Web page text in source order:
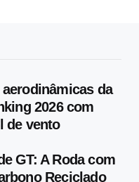
da
2026 com
de vento
GT: A Roda com
Reciclado